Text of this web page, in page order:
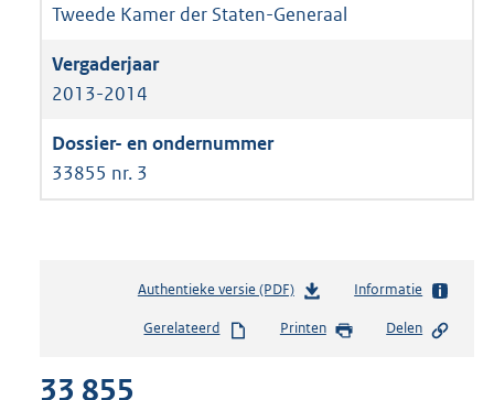
Tweede Kamer der Staten-Generaal
2013-2014
33855 nr. 3
Authentieke versie (PDF)b
s
Informatie
Gerelateerd Printen Delen
33 855